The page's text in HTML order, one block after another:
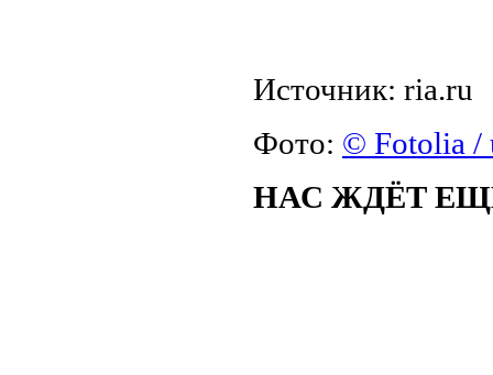
Источник: ria.ru
Фото: © Fotolia /
НАС ЖДЁТ